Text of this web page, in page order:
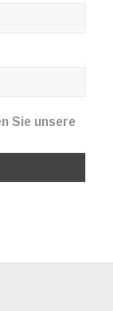
Sie unsere